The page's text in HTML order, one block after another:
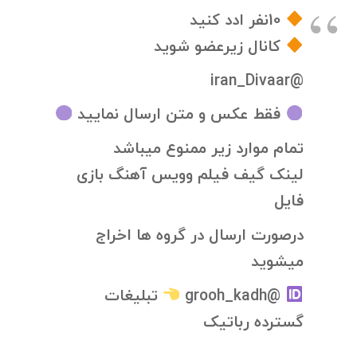
کانال زیرعضو شوید
@iran_Divaar
فقط عکس و متن ارسال نمایید
تمام موارد زیر ممنوع میباشد
لینک گیف فیلم وویس آهنگ بازی
فایل
درصورت ارسال در گروه ها اخراج
میشوید
@grooh_kadh
تبلیغات
گسترده رباتیک